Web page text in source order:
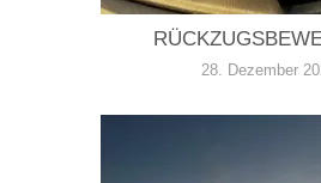
28. Dezember